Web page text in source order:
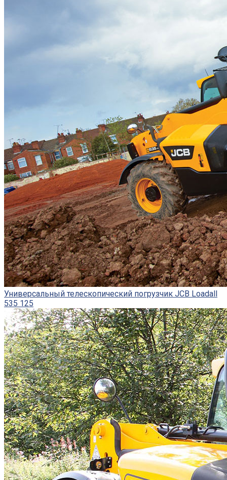
Универсальный телескопический погрузчик JCB Loadall
535 125